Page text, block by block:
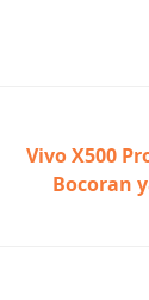
Vivo X500
Bocoran